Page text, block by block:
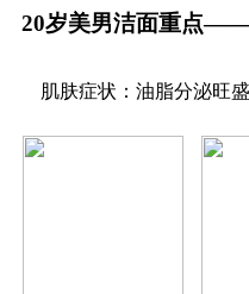
20岁美男洁面重点
肌肤症状：油脂分泌旺